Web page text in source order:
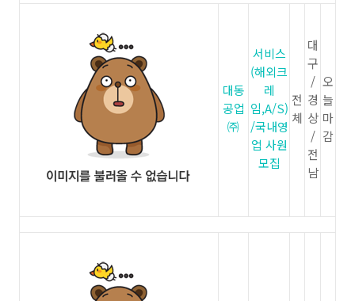
대동
공업
㈜
서비스
(해외크
레
임,A/S)
/국내영
업 사원
모집
전
체
대
구
/
경
상
/
전
남
오
늘
마
감